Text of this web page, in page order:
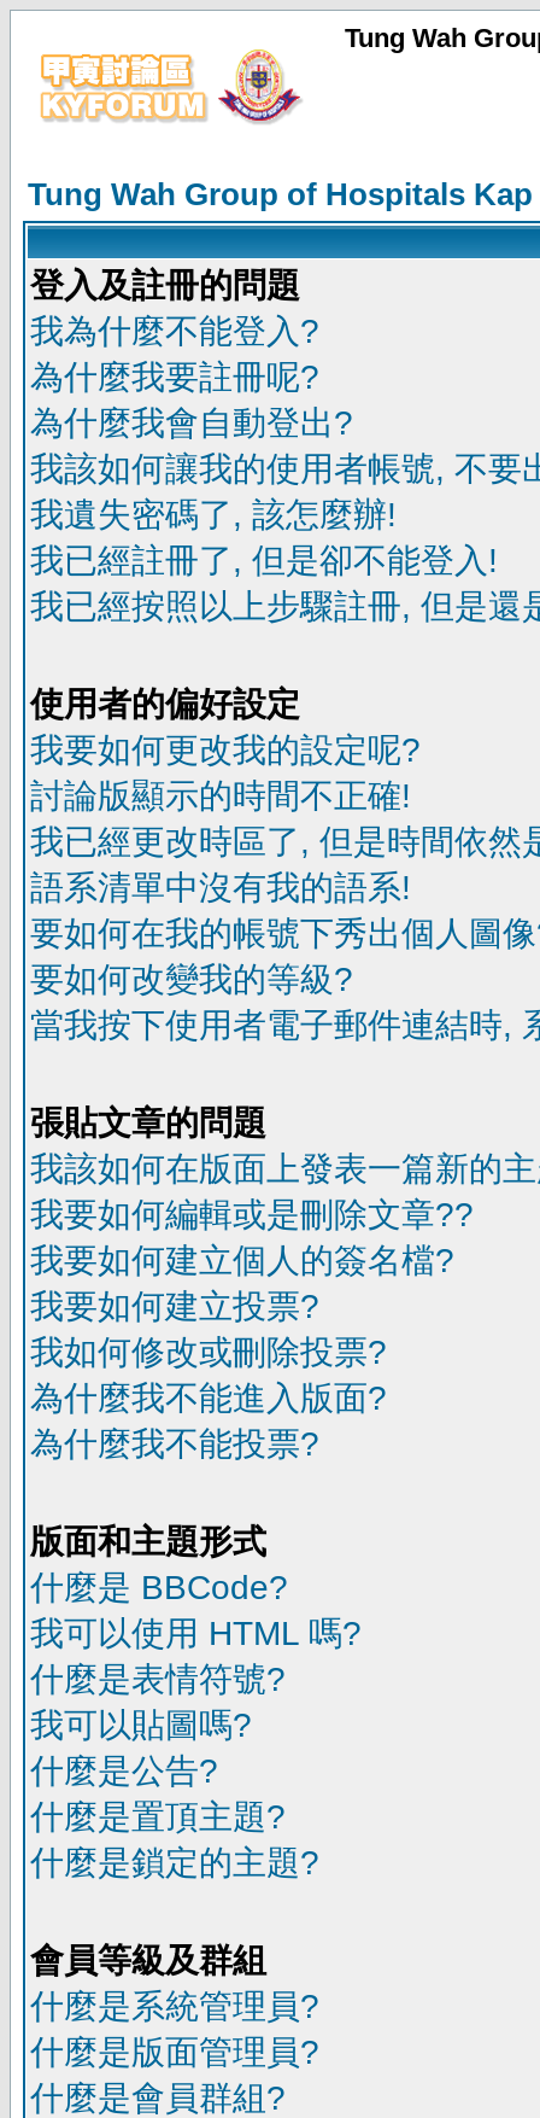
Tung Wah
Tung Wah Group of Hospitals
登入及註冊的問題
我為什麼不能登入?
為什麼我要註冊呢?
為什麼我會自動登出?
我該如何讓我的使用者帳號, 不要
我遺失密碼了, 該怎麼辦!
我已經註冊了, 但是卻不能登入!
我已經按照以上步驟註冊, 但是還
使用者的偏好設定
我要如何更改我的設定呢?
討論版顯示的時間不正確!
我已經更改時區了, 但是時間依然
語系清單中沒有我的語系!
要如何在我的帳號下秀出個人圖
要如何改變我的等級?
當我按下使用者電子郵件連結時,
張貼文章的問題
我該如何在版面上發表一篇新的
我要如何編輯或是刪除文章??
我要如何建立個人的簽名檔?
我要如何建立投票?
我如何修改或刪除投票?
為什麼我不能進入版面?
為什麼我不能投票?
版面和主題形式
什麼是 BBCode?
我可以使用 HTML 嗎?
什麼是表情符號?
我可以貼圖嗎?
什麼是公告?
什麼是置頂主題?
什麼是鎖定的主題?
會員等級及群組
什麼是系統管理員?
什麼是版面管理員?
什麼是會員群組?